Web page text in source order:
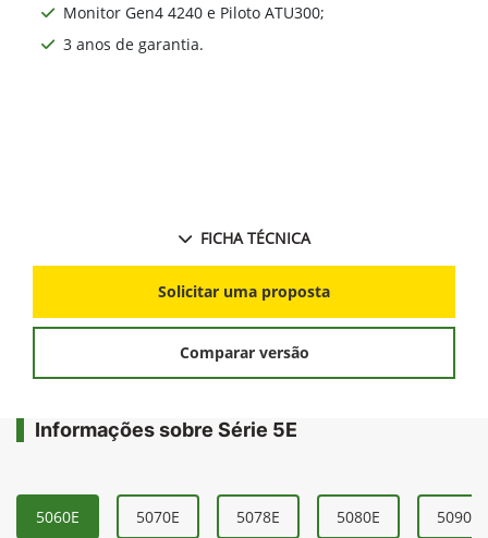
Monitor Gen4 4240 e Piloto ATU300;
3 anos de garantia.
FICHA TÉCNICA
Solicitar uma proposta
Comparar versão
Informações sobre Série 5E
5060E 5070E 5078E 5080E 5090E